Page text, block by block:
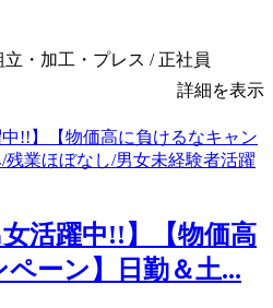
立・加工・プレス / 正社員
詳細を表示
女活躍中!!】【物価高
ーン】日勤＆土...